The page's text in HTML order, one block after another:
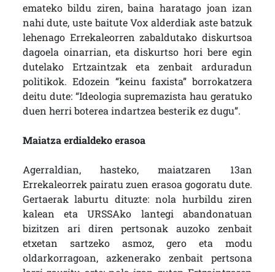
emateko bildu ziren, baina haratago joan izan
nahi dute, uste baitute Vox alderdiak aste batzuk
lehenago Errekaleorren zabaldutako diskurtsoa
dagoela oinarrian, eta diskurtso hori bere egin
dutelako Ertzaintzak eta zenbait arduradun
politikok. Edozein “keinu faxista” borrokatzera
deitu dute: “Ideologia supremazista hau geratuko
duen herri boterea indartzea besterik ez dugu”.
Maiatza erdialdeko erasoa
Agerraldian, hasteko, maiatzaren 13an
Errekaleorrek pairatu zuen erasoa gogoratu dute.
Gertaerak laburtu dituzte: nola hurbildu ziren
kalean eta URSSAko lantegi abandonatuan
bizitzen ari diren pertsonak auzoko zenbait
etxetan sartzeko asmoz, gero eta modu
oldarkorragoan, azkenerako zenbait pertsona